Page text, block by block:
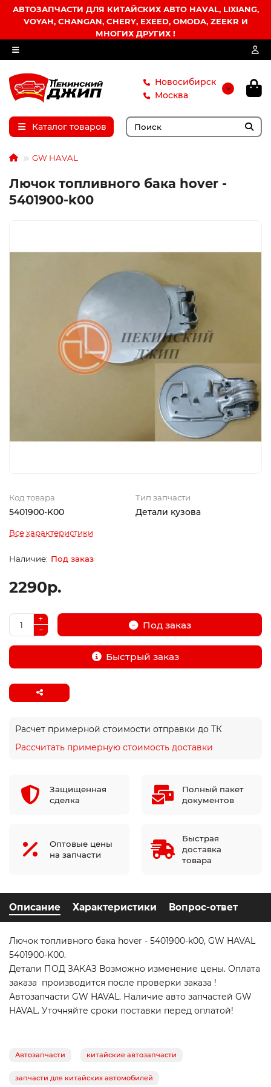
АВТОЗАПЧАСТИ ДЛЯ КИТАЙСКИХ АВТО HAVAL, LIXIANG,
VOYAH, CHANGAN, CHERY, EXEED, OMODA, ZEEKR И
МНОГИХ ДРУГИХ !
Новосибирск
Москва
Каталог товаров
GW HAVAL
Лючок топливного бака hover -
5401900-k00
Код товара
5401900-K00
Тип запчасти
Детали кузова
Все характеристики
Под заказ
2290р.
Под заказ
Быстрый заказ
Расчет примерной стоимости отправки до ТК
Рассчитать примерную стоимость доставки
Защищенная
сделка
Полный пакет
документов
Оптовые цены
на запчасти
Быстрая
доставка
товара
Описание Характеристики Вопрос-ответ
Лючок топливного бака hover - 5401900-k00, GW HAVAL
5401900-K00.
Детали ПОД ЗАКАЗ Возможно изменение цены. Оплата
заказа производится после проверки заказа !
Автозапчасти GW HAVAL. Наличие авто запчастей GW
HAVAL. Уточняйте сроки поставки перед оплатой!
Автозапчасти китайские автозапчасти
запчасти для китайских автомобилей